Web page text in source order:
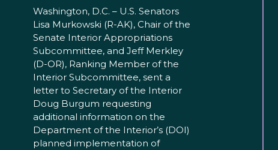
Washington, D.C. – U.S. Senators
Lisa Murkowski (R-AK), Chair of the
Senate Interior Appropriations
Subcommittee, and Jeff Merkley
(D-OR), Ranking Member of the
Interior Subcommittee, sent a
letter to Secretary of the Interior
Doug Burgum requesting
additional information on the
Department of the Interior’s (DOI)
planned implementation of